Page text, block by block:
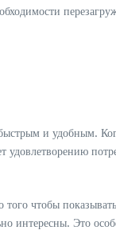
и удобным.
чтобы
интересны. Это